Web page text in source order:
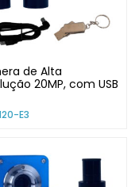
de Alta
20MP, com USB
E3